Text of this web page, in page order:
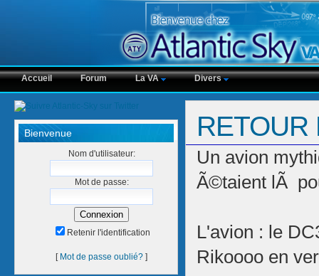
Accueil Forum La VA Divers
Bienvenue
Nom d'utilisateur:
Mot de passe:
Retenir l'identification
[ Mot de passe oublié? ]
RETOUR
Un avion
Ã©taient lÃ
L'avion : le
Rikoooo en